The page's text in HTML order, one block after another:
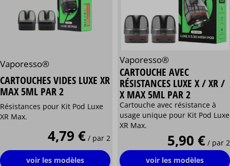
Vaporesso®
CARTOUCHES VIDES LUXE XR
MAX 5ML PAR 2
Résistances pour Kit Pod Luxe
XR Max.
4,79 € / par 2
voir les modèles
Vaporesso®
CARTOUCHE AVEC
RÉSISTANCES LUXE X / XR /
X MAX 5ML PAR 2
Cartouche avec résistance à
usage unique pour Kit Pod Luxe
XR Max.
5,90 € / par 2
voir les modèles